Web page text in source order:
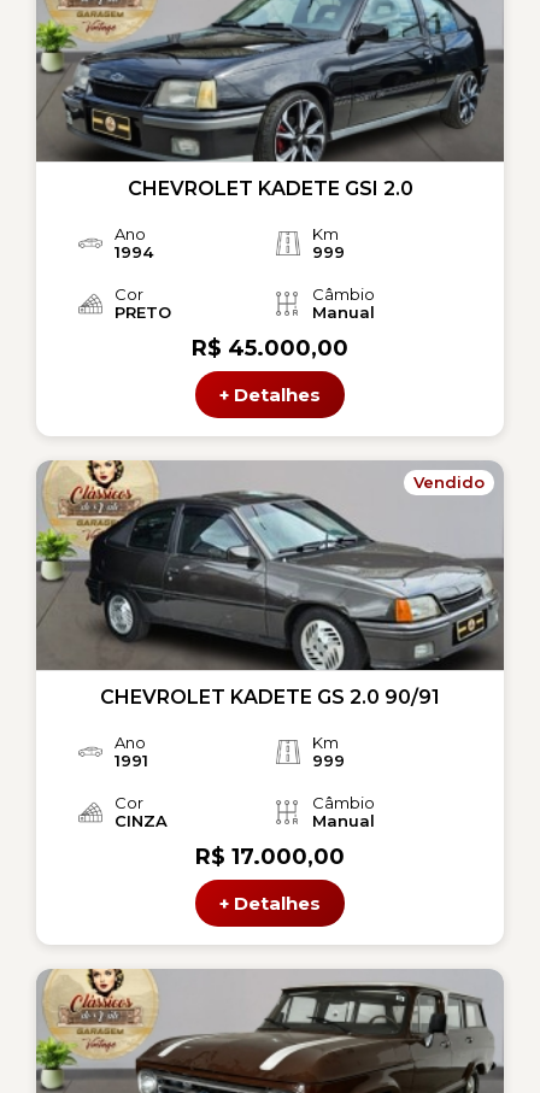
CHEVROLET KADETE GSI 2.0
Ano
1994
Km
999
Cor
PRETO
Câmbio
Manual
R$ 45.000,00
+ Detalhes
Vendido
CHEVROLET KADETE GS 2.0 90/91
Ano
1991
Km
999
Cor
CINZA
Câmbio
Manual
R$ 17.000,00
+ Detalhes